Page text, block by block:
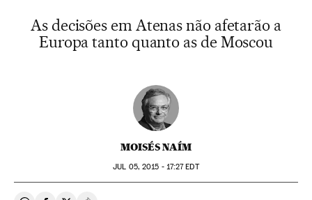
As decisões em Atenas não afetarão a
Europa tanto quanto as de Moscou
MOISÉS NAÍM
JUL 05, 2015 - 17:27EDT